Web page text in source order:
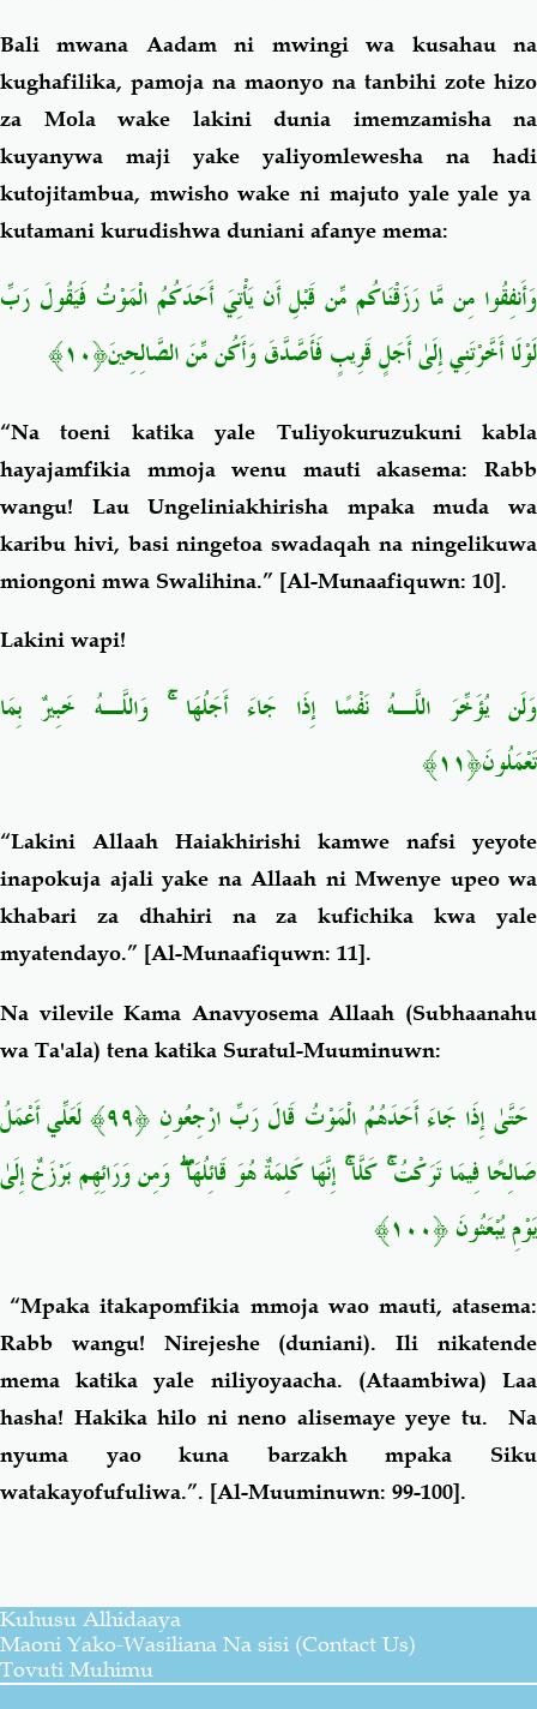
Bali mwana Aadam ni mwingi wa kusahau na
kughafilika, pamoja na maonyo na tanbihi zote hizo
za Mola wake lakini dunia imemzamisha na
kuyanywa maji yake yaliyomlewesha na hadi
kutojitambua, mwisho wake ni majuto yale yale ya
kutamani kurudishwa duniani afanye mema:
وَأَنفِقُوا مِن مَّا رَزَقْنَاكُم مِّن قَبْلِ أَن يَأْتِيَ أَحَدَكُمُ الْمَوْتُ فَيَقُولَ رَبِّ
لَوْلَا أَخَّرْتَنِي إِلَىٰ أَجَلٍ قَرِيبٍ فَأَصَّدَّقَ وَأَكُن مِّنَ الصَّالِحِينَ﴿١٠﴾
“Na toeni katika yale Tuliyokuruzukuni kabla
hayajamfikia mmoja wenu mauti akasema: Rabb
wangu! Lau Ungeliniakhirisha mpaka muda wa
karibu hivi, basi ningetoa swadaqah na ningelikuwa
miongoni mwa Swalihina.” [Al-Munaafiquwn: 10].
Lakini wapi!
وَلَن يُؤَخِّرَ اللَّـهُ نَفْسًا إِذَا جَاءَ أَجَلُهَا ۚ وَاللَّـهُ خَبِيرٌ بِمَا
تَعْمَلُونَ﴿١١﴾
“Lakini Allaah Haiakhirishi kamwe nafsi yeyote
inapokuja ajali yake na Allaah ni Mwenye upeo wa
khabari za dhahiri na za kufichika kwa yale
myatendayo.” [Al-Munaafiquwn: 11].
Na vilevile Kama Anavyosema Allaah (Subhaanahu
wa Ta'ala) tena katika Suratul-Muuminuwn:
حَتَّىٰ إِذَا جَاءَ أَحَدَهُمُ الْمَوْتُ قَالَ رَبِّ ارْجِعُونِ ﴿٩٩﴾
لَعَلِّي أَعْمَلُ
صَالِحًا فِيمَا تَرَكْتُ ۚ كَلَّا ۚ إِنَّهَا كَلِمَةٌ هُوَ قَائِلُهَا ۖ وَمِن وَرَائِهِم بَرْزَخٌ إِلَىٰ
يَوْمِ يُبْعَثُونَ ﴿١٠٠﴾
“Mpaka itakapomfikia mmoja wao mauti, atasema:
Rabb wangu! Nirejeshe (duniani). Ili nikatende
mema katika yale niliyoyaacha. (Ataambiwa) Laa
hasha! Hakika hilo ni neno alisemaye yeye tu. Na
nyuma yao kuna barzakh mpaka Siku
watakayofufuliwa.”. [Al-Muuminuwn: 99-100].
Kuhusu Alhidaaya
Maoni Yako-Wasiliana Na sisi (Contact Us)
Tovuti Muhimu